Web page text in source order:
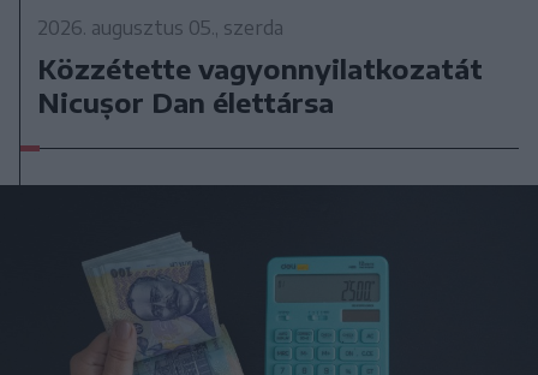
2026. augusztus 05., szerda
Közzétette vagyonnyilatkozatát
Nicușor Dan élettársa